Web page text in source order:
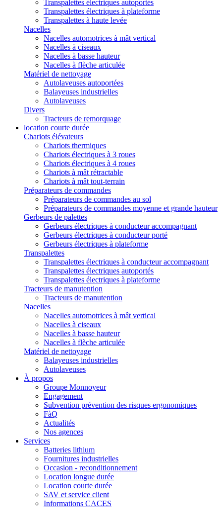
Transpalettes électriques autoportés
Transpalettes électriques à plateforme
Transpalettes à haute levée
Nacelles
Nacelles automotrices à mât vertical
Nacelles à ciseaux
Nacelles à basse hauteur
Nacelles à flèche articulée
Matériel de nettoyage
Autolaveuses autoportées
Balayeuses industrielles
Autolaveuses
Divers
Tracteurs de remorquage
location courte durée
Chariots élévateurs
Chariots thermiques
Chariots électriques à 3 roues
Chariots électriques à 4 roues
Chariots à mât rétractable
Chariots à mât tout-terrain
Préparateurs de commandes
Préparateurs de commandes au sol
Préparateurs de commandes moyenne et grande hauteur
Gerbeurs de palettes
Gerbeurs électriques à conducteur accompagnant
Gerbeurs électriques à conducteur porté
Gerbeurs électriques à plateforme
Transpalettes
Transpalettes électriques à conducteur accompagnant
Transpalettes électriques autoportés
Transpalettes électriques à plateforme
Tracteurs de manutention
Tracteurs de manutention
Nacelles
Nacelles automotrices à mât vertical
Nacelles à ciseaux
Nacelles à basse hauteur
Nacelles à flèche articulée
Matériel de nettoyage
Balayeuses industrielles
Autolaveuses
À propos
Groupe Monnoyeur
Engagement
Subvention prévention des risques ergonomiques
FàQ
Actualités
Nos agences
Services
Batteries lithium
Fournitures industrielles
Occasion - reconditionnement
Location longue durée
Location courte durée
SAV et service client
Informations CACES